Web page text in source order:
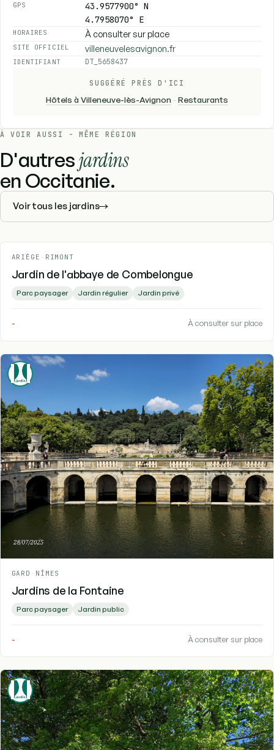
GPS
43.9577900° N
4.7958070° E
HORAIRES À consulter sur place
SITE OFFICIEL villeneuvelesavignon.fr
IDENTIFIANT DT_5658437
SUGGÉRÉ PRÈS D'ICI
Hôtels à Villeneuve-lès-Avignon-Restaurants
À VOIR AUSSI - MÊME RÉGION
D'autresjardins
en Occitanie.
Voir tous les jardins
ARIÈGE - RIMONT
Jardin de l'abbaye de Combelongue
Parc paysager Jardin régulier Jardin privé
- À consulter sur place
GARD - NÎMES
Jardins de la Fontaine
Parc paysager Jardin public
- À consulter sur place